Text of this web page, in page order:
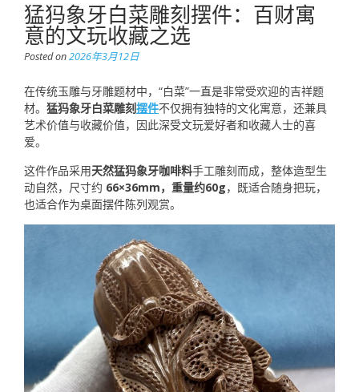
猛犸象牙白菜雕刻摆件：百财寓
意的文玩收藏之选
Posted on2026年3月12日
在传统玉雕与牙雕题材中，“白菜”一直是非常受欢迎的吉祥题
材。 猛犸象牙白菜雕刻摆件不仅拥有独特的文化寓意，还兼具
艺术价值与收藏价值，因此深受文玩爱好者和收藏人士的喜
爱。
这件作品采用天然猛犸象牙咖啡料手工雕刻而成，整体造型生
动自然，尺寸约 66×36mm，重量约60g，既适合随身把玩，
也适合作为桌面摆件陈列观赏。